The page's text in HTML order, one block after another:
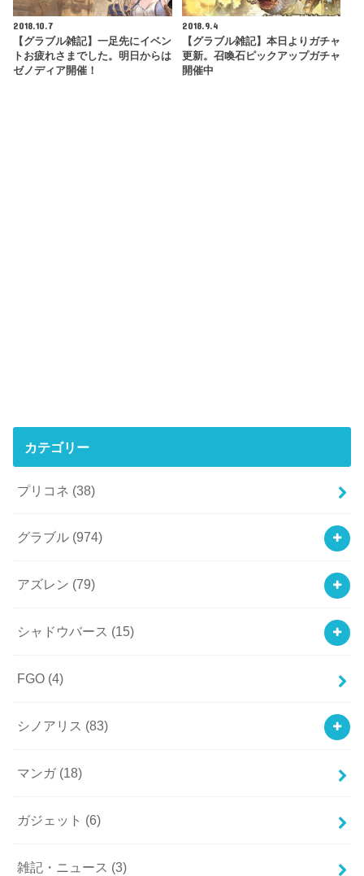
2018.10.7
【グラブル雑記】一足先にイベン
トお疲れさまでした。明日からは
ゼノディア開催！
2018.9.4
【グラブル雑記】本日よりガチャ
更新。召喚石ピックアップガチャ
開催中
カテゴリー
プリコネ (38)
グラブル (974)
アズレン (79)
シャドウバース (15)
FGO (4)
シノアリス (83)
マンガ (18)
ガジェット (6)
雑記・ニュース (3)